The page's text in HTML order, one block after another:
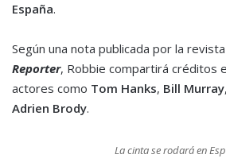
España.
Según una nota publicada por la revista
Reporter, Robbie compartirá créditos
actores como Tom Hanks, Bill Murray,
Adrien Brody.
La cinta se rodará en